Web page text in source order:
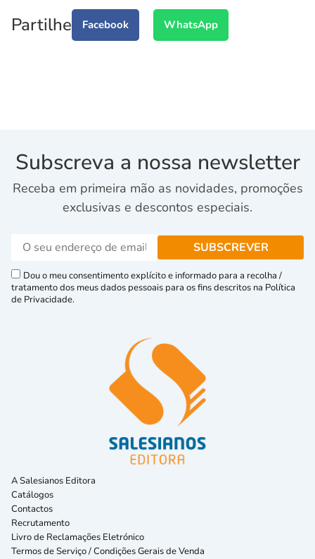
Partilhe Facebook WhatsApp
Subscreva a nossa newsletter
Receba em primeira mão as novidades, promoções
exclusivas e descontos especiais.
Dou o meu consentimento explícito e informado para a recolha /
tratamento dos meus dados pessoais para os fins descritos na Política
de Privacidade.
A Salesianos Editora
Catálogos
Contactos
Recrutamento
Livro de Reclamações Eletrónico
Termos de Serviço / Condições Gerais de Venda